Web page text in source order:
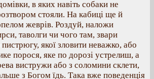
в яких навіть собаки не
стояли. На кабиці ще й
жеврів. Роздуй, наложи
таволги чи чого там, звари
якої зловити неважко, або
порося, яке по дорозі устрелиш, а
вистружи або з соломини склети,
з Богом їдь. Така вже поведенція